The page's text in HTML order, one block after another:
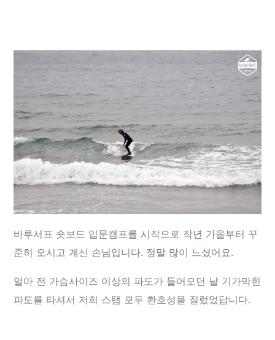
바루서프 숏보드 입문캠프를 시작으로 작년 가을부터 꾸
준히 오시고 계신 손님입니다. 정말 많이 느셨어요.
얼마 전 가슴사이즈 이상의 파도가 들어오던 날 기가막힌
파도를 타셔서 저희 스탭 모두 환호성을 질렀었답니다.